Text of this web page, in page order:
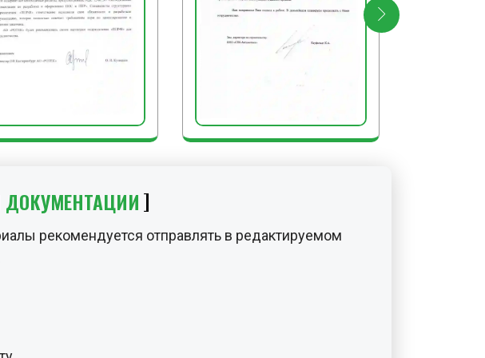
ДОКУМЕНТАЦИИ
рекомендуется отправлять в редактируемом